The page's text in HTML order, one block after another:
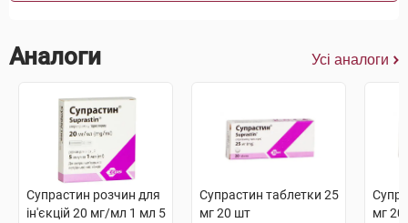
Аналоги Усі аналоги
Супрастин розчин для
ін'єкцій 20 мг/мл 1 мл 5
Супрастин таблетки 25
мг 20 шт
мг